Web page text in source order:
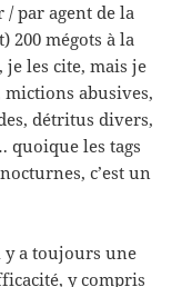
/ par agent de la
200 mégots à la
je les cite, mais je
mictions abusives,
détritus divers,
quoique les tags
c’est un
y a toujours une
y compris